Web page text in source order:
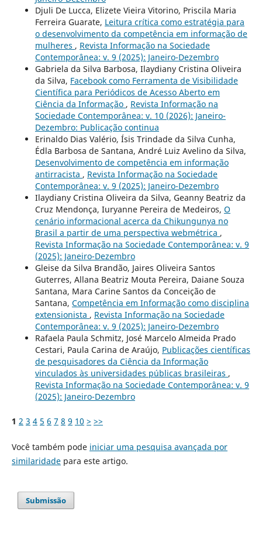
Djuli De Lucca, Elizete Vieira Vitorino, Priscila Maria
Ferreira Guarate, Leitura crítica como estratégia para
o desenvolvimento da competência em informação de
mulheres , Revista Informação na Sociedade
Contemporânea: v. 9 (2025): Janeiro-Dezembro
Gabriela da Silva Barbosa, Ilaydiany Cristina Oliveira
da Silva, Facebook como Ferramenta de Visibilidade
Científica para Periódicos de Acesso Aberto em
Ciência da Informação , Revista Informação na
Sociedade Contemporânea: v. 10 (2026): Janeiro-
Dezembro: Publicação continua
Erinaldo Dias Valério, Ísis Trindade da Silva Cunha,
Édla Barbosa de Santana, André Luiz Avelino da Silva,
Desenvolvimento de competência em informação
antirracista , Revista Informação na Sociedade
Contemporânea: v. 9 (2025): Janeiro-Dezembro
Ilaydiany Cristina Oliveira da Silva, Geanny Beatriz da
Cruz Mendonça, Iuryanne Pereira de Medeiros, O
cenário informacional acerca da Chikungunya no
Brasil a partir de uma perspectiva webmétrica ,
Revista Informação na Sociedade Contemporânea: v. 9
(2025): Janeiro-Dezembro
Gleise da Silva Brandão, Jaires Oliveira Santos
Guterres, Allana Beatriz Mouta Pereira, Daiane Souza
Santana, Mara Carine Santos da Conceição de
Santana, Competência em Informação como disciplina
extensionista , Revista Informação na Sociedade
Contemporânea: v. 9 (2025): Janeiro-Dezembro
Rafaela Paula Schmitz, José Marcelo Almeida Prado
Cestari, Paula Carina de Araújo, Publicações científicas
de pesquisadores da Ciência da Informação
vinculados às universidades públicas brasileiras ,
Revista Informação na Sociedade Contemporânea: v. 9
(2025): Janeiro-Dezembro
1 2 3 4 5 6 7 8 9 10 > >>
Você também pode iniciar uma pesquisa avançada por
similaridadepara este artigo.
Submissão